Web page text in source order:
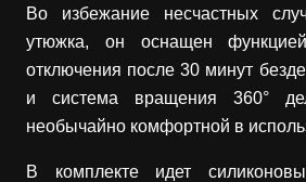
Во избежание несчастных
утюжка, он оснащен функцией
отключения после 30 минут
и система вращения 360°
необычайно комфортной в
В комплекте идет